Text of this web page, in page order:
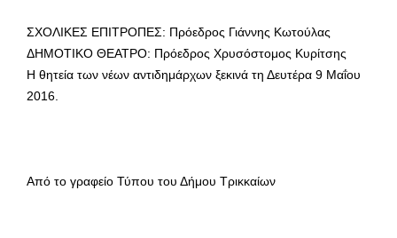
ΣΧΟΛΙΚΕΣ ΕΠΙΤΡΟΠΕΣ: Πρόεδρος Γιάννης Κωτούλας
ΔΗΜΟΤΙΚΟ ΘΕΑΤΡΟ: Πρόεδρος Χρυσόστομος Κυρίτσης
Η θητεία των νέων αντιδημάρχων ξεκινά τη Δευτέρα 9 Μαΐου
2016.
Από το γραφείο Τύπου του Δήμου Τρικκαίων